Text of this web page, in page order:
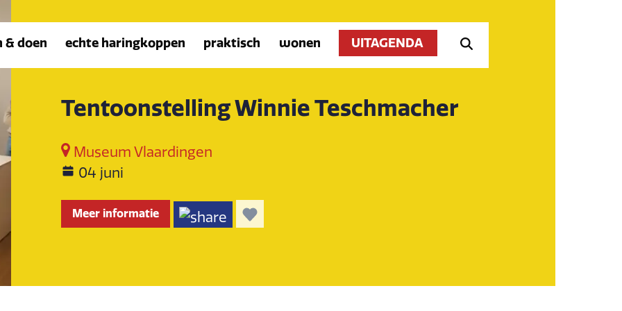
& doen echte haringkoppen praktisch wonen UITAGENDA
Tentoonstelling Winnie Teschmacher
Museum Vlaardingen
04 juni
Meer informatie